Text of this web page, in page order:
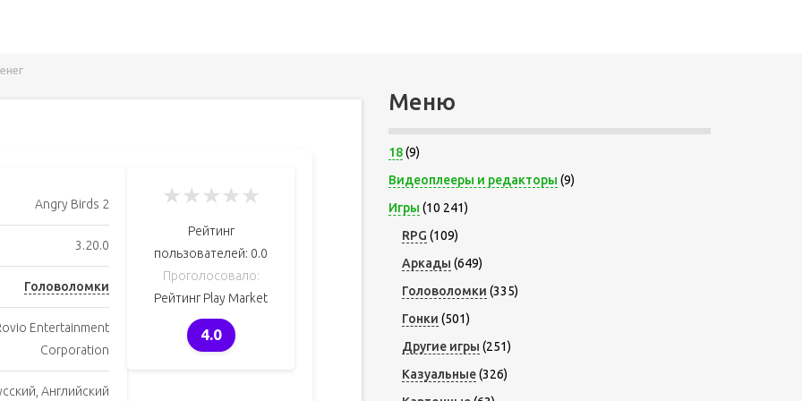
Angry Birds 2
3.20.0
Головоломки
Entertainment
Corporation
Английский
★★★★★
Рейтинг
пользователей: 0.0
Проголосовало:
Рейтинг Play Market
4.0
Меню
18(9)
Видеоплееры и редакторы (9)
Игры (10 241)
RPG (109)
Аркады (649)
Головоломки (335)
Гонки (501)
Другие игры (251)
Казуальные(326)